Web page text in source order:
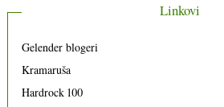
Linkovi
Gelender blogeri
Kramaruša
Hardrock 100